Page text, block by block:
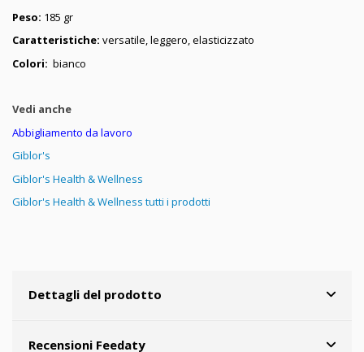
Peso: 185 gr
Caratteristiche: versatile, leggero, elasticizzato
Colori: bianco
Vedi anche
Abbigliamento da lavoro
Giblor's
Giblor's Health & Wellness
Giblor's Health & Wellness tutti i prodotti
Dettagli del prodotto
Recensioni Feedaty